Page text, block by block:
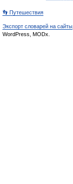
👣 Путешествия
Экспорт словарей на сайты
WordPress, MODx.